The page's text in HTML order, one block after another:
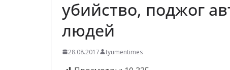
убийство, поджог
людей
28.08.2017 tyumentimes